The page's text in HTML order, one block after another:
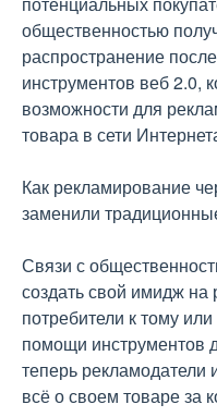
общественностью
распространение
инструментов веб 2.0,
возможности для
товара в сети
Как рекламирование
заменили
Связи с
создать свой имидж на
потребители к тому
помощи инструментов
теперь рекламодатели
всё о своем товаре за